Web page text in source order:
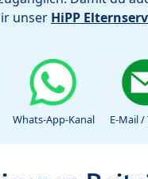
unser HiPP
Whats-App-Kanal E-Mail /